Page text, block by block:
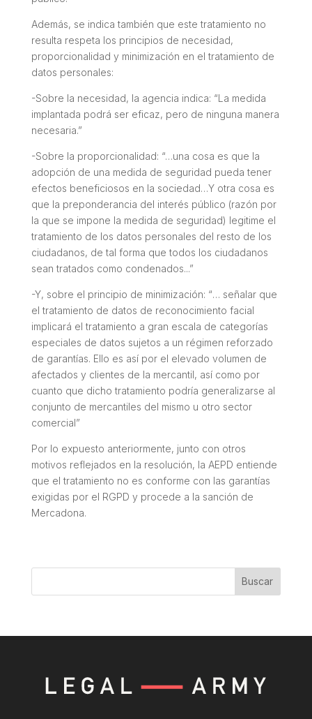
Además, se indica también que este tratamiento no
resulta respeta los principios de necesidad,
proporcionalidad y minimización en el tratamiento de
datos personales:
-Sobre la necesidad, la agencia indica: “La medida
implantada podrá ser eficaz, pero de ninguna manera
necesaria.”
-Sobre la proporcionalidad: “…una cosa es que la
adopción de una medida de seguridad pueda tener
efectos beneficiosos en la sociedad…Y otra cosa es
que la preponderancia del interés público (razón por
la que se impone la medida de seguridad) legitime el
tratamiento de los datos personales del resto de los
ciudadanos, de tal forma que todos los ciudadanos
sean tratados como condenados...”
-Y, sobre el principio de minimización: “… señalar que
el tratamiento de datos de reconocimiento facial
implicará el tratamiento a gran escala de categorías
especiales de datos sujetos a un régimen reforzado
de garantías. Ello es así por el elevado volumen de
afectados y clientes de la mercantil, así como por
cuanto que dicho tratamiento podría generalizarse al
conjunto de mercantiles del mismo u otro sector
comercial”
Por lo expuesto anteriormente, junto con otros
motivos reflejados en la resolución, la AEPD entiende
que el tratamiento no es conforme con las garantías
exigidas por el RGPD y procede a la sanción de
Mercadona.
Buscar